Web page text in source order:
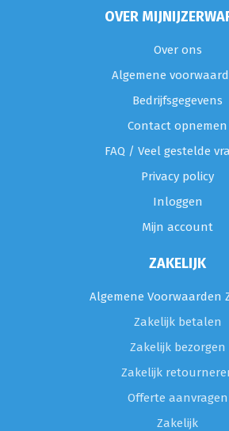
OVER
Over ons
Algemene
Bedrijfsgegevens
Contact opnemen
FAQ / Veel gestelde
Privacy policy
Inloggen
Mijn account
ZAKELIJK
Algemene Voorwaarden
Zakelijk betalen
Zakelijk bezorgen
Zakelijk
Offerte aanvragen
Zakelijk